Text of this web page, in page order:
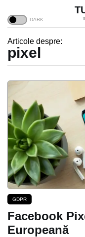
-
Articole despre:
pixel
GDPR
Facebook
Europeană